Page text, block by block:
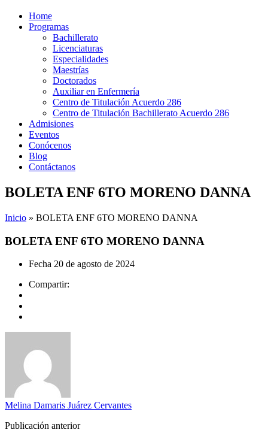
Home
Programas
Bachillerato
Licenciaturas
Especialidades
Maestrías
Doctorados
Auxiliar en Enfermería
Centro de Titulación Acuerdo 286
Centro de Titulación Bachillerato Acuerdo 286
Admisiones
Eventos
Conócenos
Blog
Contáctanos
BOLETA ENF 6TO MORENO DANNA
Inicio » BOLETA ENF 6TO MORENO DANNA
BOLETA ENF 6TO MORENO DANNA
Fecha 20 de agosto de 2024
Compartir:
Melina Damaris Juárez Cervantes
Publicación anterior